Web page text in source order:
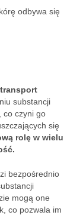
odbywa się
transport
substancji
co czyni go
się
rolę w wielu
bezpośrednio
mogą one
co pozwala im